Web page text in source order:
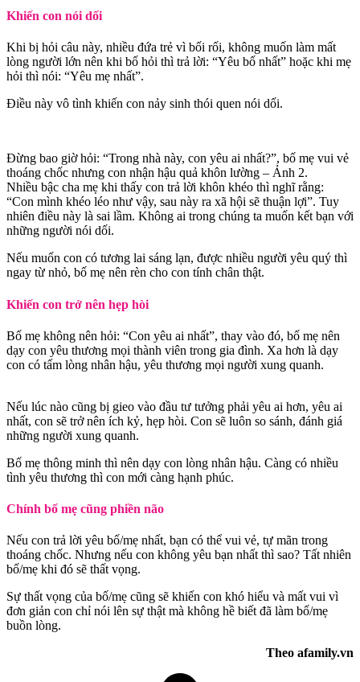
Khiến con nói dối
Khi bị hỏi câu này, nhiều đứa trẻ vì bối rối, không muốn làm mất
lòng người lớn nên khi bố hỏi thì trả lời: “Yêu bố nhất” hoặc khi mẹ
hỏi thì nói: “Yêu mẹ nhất”.
Điều này vô tình khiến con nảy sinh thói quen nói dối.
Đừng bao giờ hỏi: “Trong nhà này, con yêu ai nhất?”, bố mẹ vui vẻ
thoáng chốc nhưng con nhận hậu quả khôn lường – Ảnh 2.
Nhiều bậc cha mẹ khi thấy con trả lời khôn khéo thì nghĩ rằng:
“Con mình khéo léo như vậy, sau này ra xã hội sẽ thuận lợi”. Tuy
nhiên điều này là sai lầm. Không ai trong chúng ta muốn kết bạn với
những người nói dối.
Nếu muốn con có tương lai sáng lạn, được nhiều người yêu quý thì
ngay từ nhỏ, bố mẹ nên rèn cho con tính chân thật.
Khiến con trở nên hẹp hòi
Bố mẹ không nên hỏi: “Con yêu ai nhất”, thay vào đó, bố mẹ nên
dạy con yêu thương mọi thành viên trong gia đình. Xa hơn là dạy
con có tấm lòng nhân hậu, yêu thương mọi người xung quanh.
Nếu lúc nào cũng bị gieo vào đầu tư tưởng phải yêu ai hơn, yêu ai
nhất, con sẽ trở nên ích kỷ, hẹp hòi. Con sẽ luôn so sánh, đánh giá
những người xung quanh.
Bố mẹ thông minh thì nên dạy con lòng nhân hậu. Càng có nhiều
tình yêu thương thì con mới càng hạnh phúc.
Chính bố mẹ cũng phiền não
Nếu con trả lời yêu bố/mẹ nhất, bạn có thể vui vẻ, tự mãn trong
thoáng chốc. Nhưng nếu con không yêu bạn nhất thì sao? Tất nhiên
bố/mẹ khi đó sẽ thất vọng.
Sự thất vọng của bố/mẹ cũng sẽ khiến con khó hiểu và mất vui vì
đơn giản con chỉ nói lên sự thật mà không hề biết đã làm bố/mẹ
buồn lòng.
Theo afamily.vn